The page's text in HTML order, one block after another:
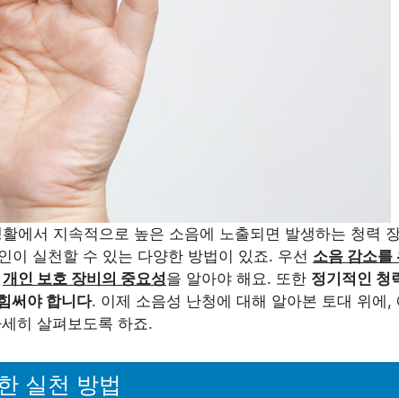
에서 지속적으로 높은 소음에 노출되면 발생하는 청력
이 실천할 수 있는 다양한 방법이 있죠. 우선 소음 감소를
개인 보호 장비의 중요성을 알아야 해요. 또한 정기적인 청
써야 합니다. 이제 소음성 난청에 대해 알아본 토대 위에,
히 살펴보도록 하죠.
실천 방법